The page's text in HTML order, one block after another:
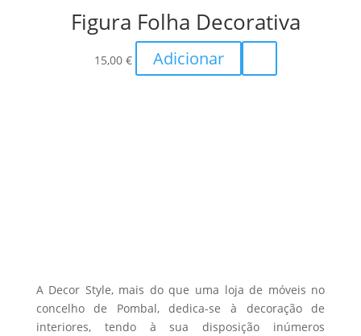
Figura Folha Decorativa
15,00€ Adicionar
A Decor Style, mais do que uma loja de móveis no
concelho de Pombal, dedica-se à decoração de
interiores, tendo à sua disposição inúmeros